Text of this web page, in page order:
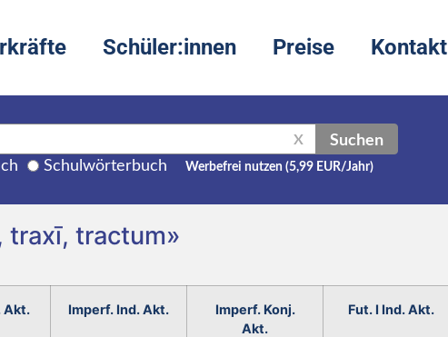
Schüler:innen Preise Kontakt
X Suchen
Schulwörterbuch Werbefrei nutzen (5,99 EUR/Jahr)
traxī, tractum»
Akt. Imperf. Ind. Akt.
Imperf. Konj.
Akt.
Fut. I Ind. Akt.